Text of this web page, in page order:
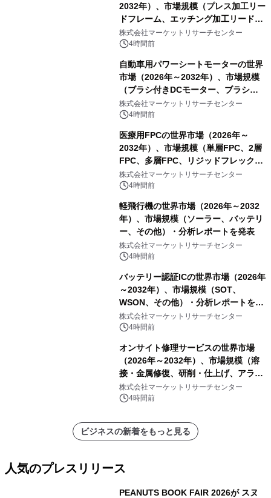
2032年）、市場規模（プレス加工リー
ドフレーム、エッチング加工リードフ
レーム）・分析レポートを発表
株式会社マーケットリサーチセンター
4時間前
自動車用パワーシートモーターの世界
市場（2026年～2032年）、市場規模
（ブラシ付きDCモーター、ブラシレ
スDCモーター）・分析レポートを発
表
株式会社マーケットリサーチセンター
4時間前
医療用FPCの世界市場（2026年～
2032年）、市場規模（単層FPC、2層
FPC、多層FPC、リジッドフレックス
PCB）・分析レポートを発表
株式会社マーケットリサーチセンター
4時間前
軽飛行機の世界市場（2026年～2032
年）、市場規模（ソーラー、バッテリ
ー、その他）・分析レポートを発表
株式会社マーケットリサーチセンター
4時間前
バッテリー認証ICの世界市場（2026年
～2032年）、市場規模（SOT、
WSON、その他）・分析レポートを発
表
株式会社マーケットリサーチセンター
4時間前
オンサイト修理サービスの世界市場
（2026年～2032年）、市場規模（溶
接・金属修復、研削・仕上げ、アライ
メント、その他）・分析レポートを発
表
株式会社マーケットリサーチセンター
4時間前
ビジネスの新着をもっと見る
人気のプレスリリース
PEANUTS BOOK FAIR 2026が スヌ